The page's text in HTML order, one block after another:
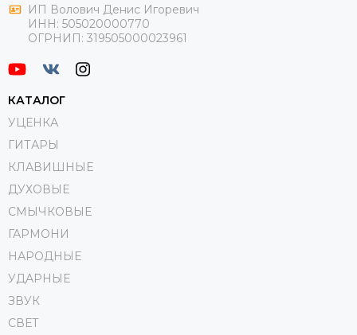
ИП Волович Денис Игоревич
ИНН: 505020000770
ОГРНИП: 319505000023961
КАТАЛОГ
УЦЕНКА
ГИТАРЫ
КЛАВИШНЫЕ
ДУХОВЫЕ
СМЫЧКОВЫЕ
ГАРМОНИ
НАРОДНЫЕ
УДАРНЫЕ
ЗВУК
СВЕТ